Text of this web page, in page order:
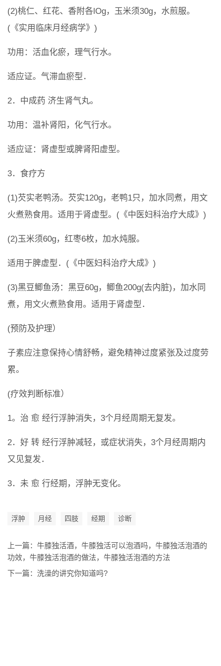
(2)桃仁、红花、香附各lOg，玉米须30g，水煎服。
(《实用临床月经病学》)
功用：活血化瘀，理气行水。
适应证。气滞血瘀型．
2．中成药 济生肾气丸。
功用：温补肾阳，化气行水。
适应证：肾虚型或脾肾阳虚型。
3．食疗方
(1)芡实老鸭汤。芡实120g，老鸭1只，加水同煮，用文
火煮熟食用。适用于肾虚型。(《中医妇科治疗大成》)
(2)玉米须60g，红枣6枚，加水炖服。
适用于脾虚型．(《中医妇科治疗大成》)
(3)黑豆鲫鱼汤：黑豆60g，鲫鱼200g(去内脏)，加水同
煮，用文火煮熟食用。适用于肾虚型．
(预防及护理）
子素应注意保持心情舒畅，避免精神过度紧张及过度劳
累。
(疗效判断标准）
1。治 愈 经行浮肿消失，3个月经周期无复发。
2．好 转 经行浮肿减轻，或症状消失，3个月经周期内
又见复发．
3．未 愈 行经期，浮肿无变化。
浮肿 月经 四肢 经期 诊断
上一篇： 牛膝独活酒，牛膝独活可以泡酒吗，牛膝独活泡酒的
功效，牛膝独活泡酒的做法，牛膝独活泡酒的方法
下一篇： 洗澡的讲究你知道吗?